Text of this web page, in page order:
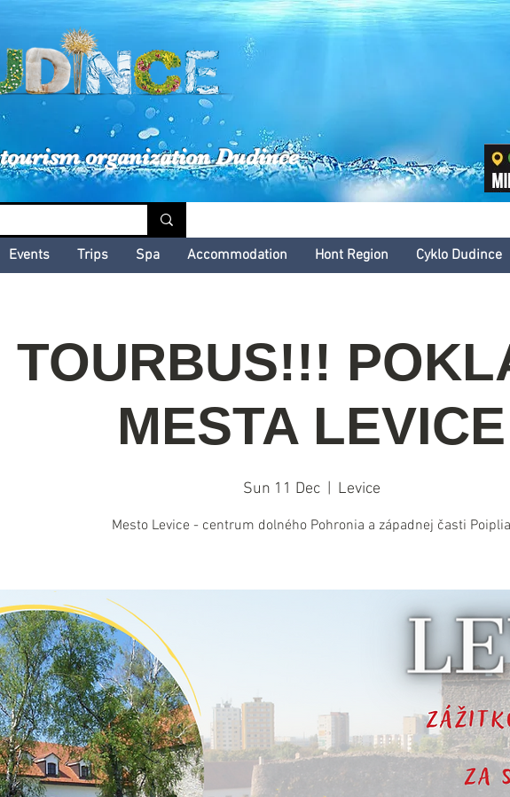
Dudinské kultúrne leto
organization Dudince
Events Trips Spa Accommodation Hont Region Cyklo Dudince
TOURBUS!!!
MESTA LEVICE
Sun 11 Dec
  |
Levice
Mesto Levice - centrum dolného Pohronia a západnej časti Poiplia